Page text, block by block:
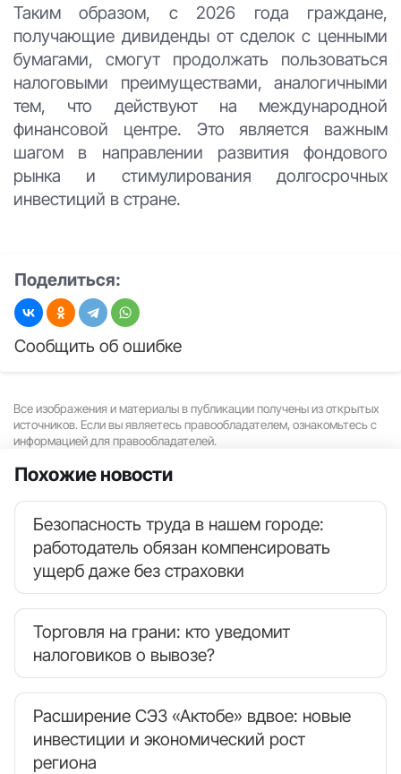
Таким образом, с 2026 года граждане,
получающие дивиденды от сделок с ценными
бумагами, смогут продолжать пользоваться
налоговыми преимуществами, аналогичными
тем, что действуют на международной
финансовой центре. Это является важным
шагом в направлении развития фондового
рынка и стимулирования долгосрочных
инвестиций в стране.
Поделиться:
Сообщить об ошибке
Все изображения и материалы в публикации получены из открытых
источников. Если вы являетесь правообладателем, ознакомьтесь с
информацией для правообладателей.
Похожие новости
Безопасность труда в нашем городе:
работодатель обязан компенсировать
ущерб даже без страховки
Торговля на грани: кто уведомит
налоговиков о вывозе?
Расширение СЭЗ «Актобе» вдвое: новые
инвестиции и экономический рост
региона